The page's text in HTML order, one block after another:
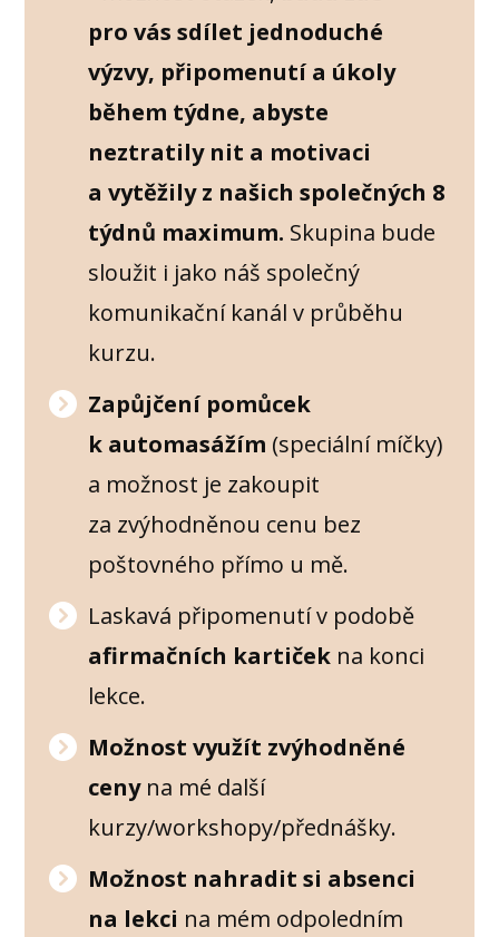
pro vás sdílet jednoduché
výzvy, připomenutí a úkoly
během týdne, abyste
neztratily nit a motivaci
a vytěžily z našich společných 8
týdnů maximum. Skupina bude
sloužit i jako náš společný
komunikační kanál v průběhu
kurzu.
Zapůjčení pomůcek
k automasážím (speciální míčky)
a možnost je zakoupit
za zvýhodněnou cenu bez
poštovného přímo u mě.
Laskavá připomenutí v podobě
afirmačních kartiček na konci
lekce.
Možnost využít zvýhodněné
cenyna mé další
kurzy/workshopy/přednášky.
Možnost nahradit si absenci
na lekci na mém odpoledním